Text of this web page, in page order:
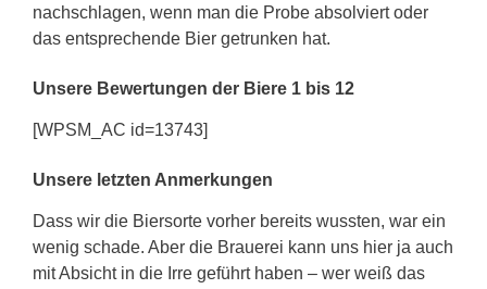
nachschlagen, wenn man die Probe absolviert oder
das entsprechende Bier getrunken hat.
Unsere Bewertungen der Biere 1 bis 12
[WPSM_AC id=13743]
Unsere letzten Anmerkungen
Dass wir die Biersorte vorher bereits wussten, war ein
wenig schade. Aber die Brauerei kann uns hier ja auch
mit Absicht in die Irre geführt haben – wer weiß das